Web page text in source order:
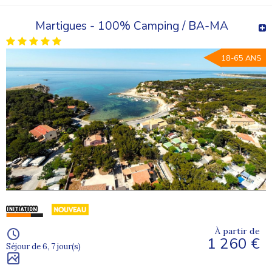
Martigues - 100% Camping / BA-MA
18-65 ANS
Séjour de 6, 7 jour(s)
À partir de
1 260 €